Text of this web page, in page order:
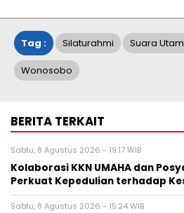
Tag : Silaturahmi Suara
Wonosobo
BERITA TERKAIT
Sabtu, 8 Agustus 2026 - 19:17 WIB
Kolaborasi KKN UMAHA dan
Perkuat Kepedulian terhadap
Sabtu, 8 Agustus 2026 - 15:24 WIB